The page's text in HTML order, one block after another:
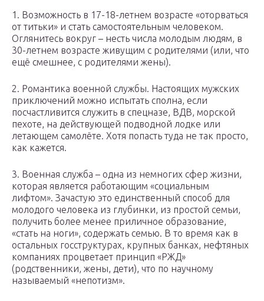
1. Возможность в 17-18-летнем возрасте «оторваться
от титьки» и стать самостоятельным человеком.
Оглянитесь вокруг – несть числа молодым людям, в
30-летнем возрасте живущим с родителями (или, что
ещё смешнее, с родителями жены).
2. Романтика военной службы. Настоящих мужских
приключений можно испытать сполна, если
посчастливится служить в спецназе, ВДВ, морской
пехоте, на действующей подводной лодке или
летающем самолёте. Хотя попасть туда не так просто,
как кажется.
3. Военная служба – одна из немногих сфер жизни,
которая является работающим «социальным
лифтом». Зачастую это единственный способ для
молодого человека из глубинки, из простой семьи,
получить более менее приличное образование,
«стать на ноги», содержать семью. В то время как в
остальных госструктурах, крупных банках, нефтяных
компаниях процветает принцип «РЖД»
(родственники, жены, дети), что по научному
называемый «непотизм».